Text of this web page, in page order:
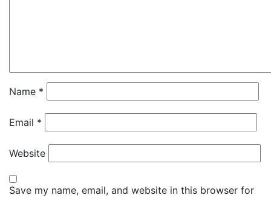
Name *
Email *
Website
Save my name, email, and website in this browser for